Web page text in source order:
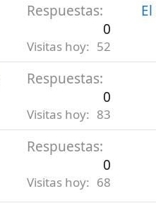
Respuestas
0
Visitas hoy 52
Respuestas
0
Visitas hoy 83
Respuestas
0
Visitas hoy 68